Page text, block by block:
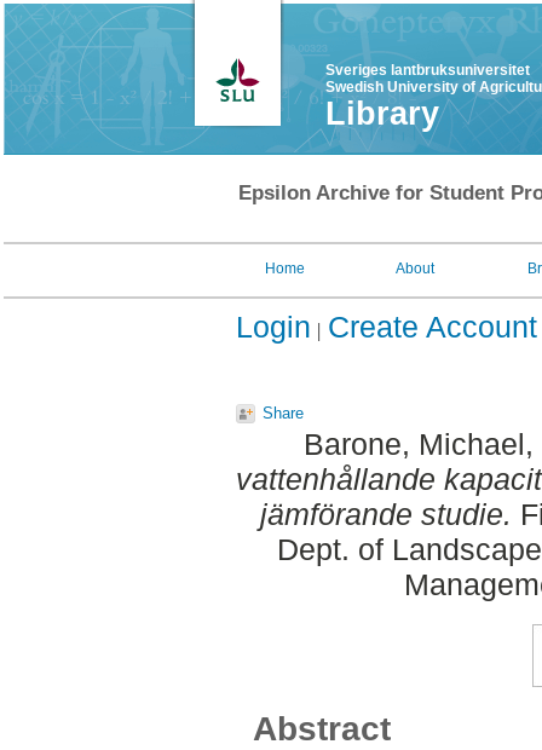
Sveriges lantbruksuniversitet
Swedish University of
Library
Epsilon Archive for Student
Home About
Login Create Account
Share
Barone, Michael
vattenhållande
jämförande studie.
Dept. of
Abstract